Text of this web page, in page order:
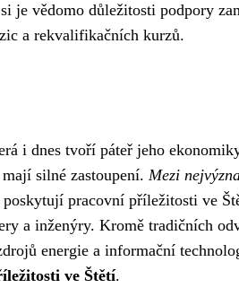
je vědomo důležitosti podpory
a rekvalifikačních kurzů.
i dnes tvoří páteř jeho
silné zastoupení. Mezi
pracovní příležitosti ve
a inženýry. Kromě tradičních
energie a informační
ve Štětí.